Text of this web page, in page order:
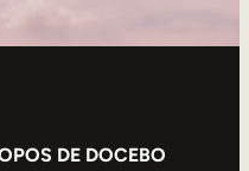
DE DOCEBO